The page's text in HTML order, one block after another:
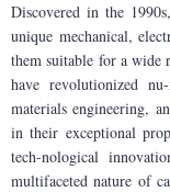
Discovered in the
unique mechanical,
them suitable for a wide
have revolutionized
materials engineering,
in their exceptional
tech-nological
multifaceted nature of